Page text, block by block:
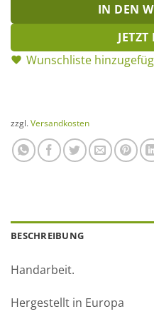
IN DEN
Wunschliste
zzgl. Versandkosten
BESCHREIBUNG
Handarbeit.
Hergestellt in Europa